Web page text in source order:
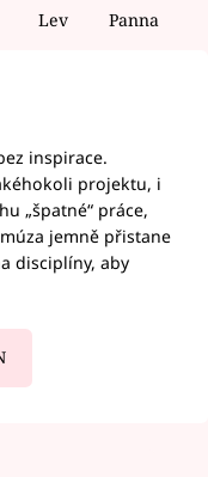
Lev Panna
inspirace.
projektu, i
„špatné“ práce,
jemně přistane
disciplíny, aby